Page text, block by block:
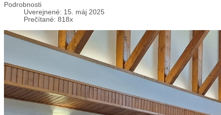
Podrobnosti
Uverejnené: 15. máj 2025
Prečítané: 818x